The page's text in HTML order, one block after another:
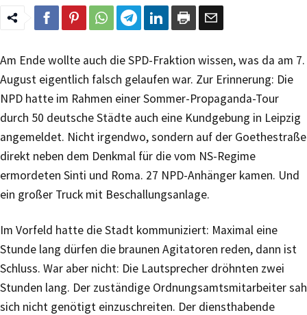
Am Ende wollte auch die SPD-Fraktion wissen, was da am 7.
August eigentlich falsch gelaufen war. Zur Erinnerung: Die
NPD hatte im Rahmen einer Sommer-Propaganda-Tour
durch 50 deutsche Städte auch eine Kundgebung in Leipzig
angemeldet. Nicht irgendwo, sondern auf der Goethestraße
direkt neben dem Denkmal für die vom NS-Regime
ermordeten Sinti und Roma. 27 NPD-Anhänger kamen. Und
ein großer Truck mit Beschallungsanlage.
Im Vorfeld hatte die Stadt kommuniziert: Maximal eine
Stunde lang dürfen die braunen Agitatoren reden, dann ist
Schluss. War aber nicht: Die Lautsprecher dröhnten zwei
Stunden lang. Der zuständige Ordnungsamtsmitarbeiter sah
sich nicht genötigt einzuschreiten. Der diensthabende